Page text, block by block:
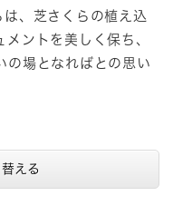
は、芝さくらの植え込
ントを美しく保ち、
の場となればとの思い
える